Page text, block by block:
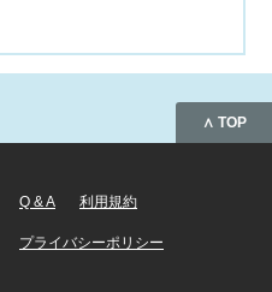
∧ TOP
Q & A 利用規約
プライバシーポリシー